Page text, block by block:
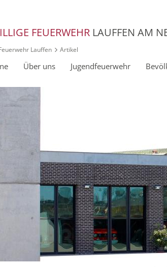
FEUERWEHR LAUFFEN AM
Lauffen Artikel
Über uns Jugendfeuerwehr